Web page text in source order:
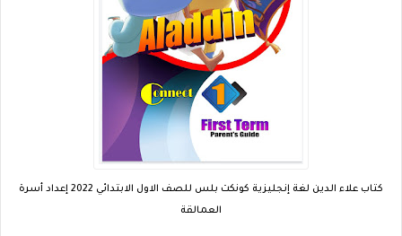
كتاب علاء الدين لغة إنجليزية كونكت بلس للصف الاول الابتدائي 2022 إعداد أسرة
العمالقة